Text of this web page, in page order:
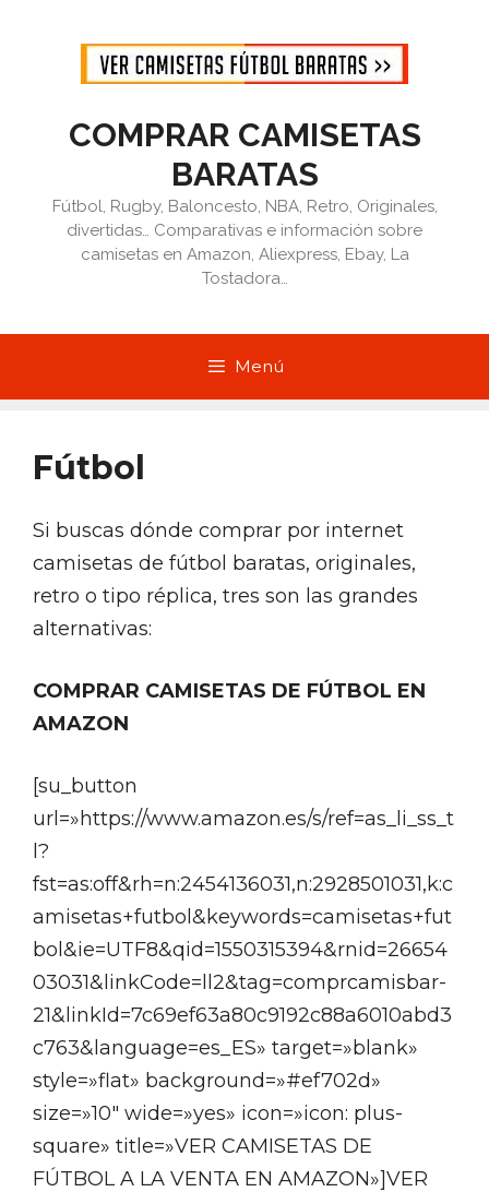
contenido
COMPRAR CAMISETAS
BARATAS
Fútbol, Rugby, Baloncesto, NBA, Retro, Originales,
divertidas… Comparativas e información sobre
camisetas en Amazon, Aliexpress, Ebay, La
Tostadora…
Menú
Fútbol
Si buscas dónde comprar por internet
camisetas de fútbol baratas, originales,
retro o tipo réplica, tres son las grandes
alternativas:
COMPRAR CAMISETAS DE FÚTBOL EN
AMAZON
[su_button
url=»https://www.amazon.es/s/ref=as_li_ss_t
l?
fst=as:off&rh=n:2454136031,n:2928501031,k:c
amisetas+futbol&keywords=camisetas+fut
bol&ie=UTF8&qid=1550315394&rnid=26654
03031&linkCode=ll2&tag=comprcamisbar-
21&linkId=7c69ef63a80c9192c88a6010abd3
c763&language=es_ES» target=»blank»
style=»flat» background=»#ef702d»
size=»10″ wide=»yes» icon=»icon: plus-
square» title=»VER CAMISETAS DE
FÚTBOL A LA VENTA EN AMAZON»]VER